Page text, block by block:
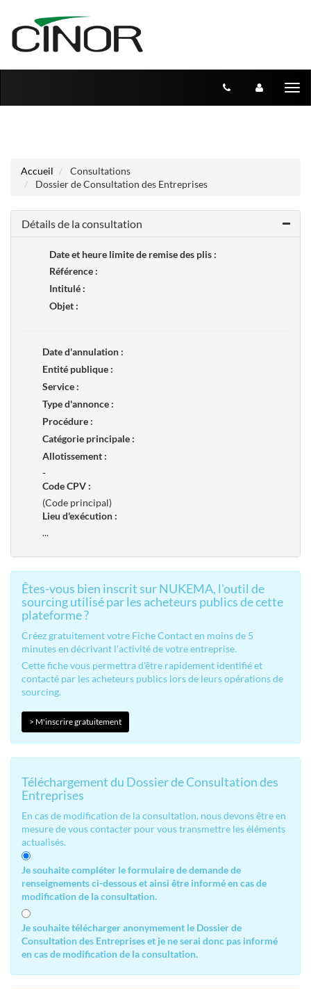
Accueil
Consultations
Dossier de Consultation des Entreprises
Détails de la consultation
Date et heure limite de remise des plis :
Référence :
Intitulé :
Objet :
Date d'annulation :
Entité publique :
Service :
Type d'annonce :
Procédure :
Catégorie principale :
Allotissement :
-
Code CPV :
(Code principal)
Lieu d'exécution :
...
Êtes-vous bien inscrit sur NUKEMA, l'outil de
sourcing utilisé par les acheteurs publics de cette
plateforme ?
Créez gratuitement votre Fiche Contact en moins de 5
minutes en décrivant l'activité de votre entreprise.
Cette fiche vous permettra d'être rapidement identifié et
contacté par les acheteurs publics lors de leurs opérations de
sourcing.
> M'inscrire gratuitement
Téléchargement du Dossier de Consultation des
Entreprises
En cas de modification de la consultation, nous devons être en
mesure de vous contacter pour vous transmettre les éléments
actualisés.
Je souhaite compléter le formulaire de demande de
renseignements ci-dessous et ainsi être informé en cas de
modification de la consultation.
Je souhaite télécharger anonymement le Dossier de
Consultation des Entreprises et je ne serai donc pas informé
en cas de modification de la consultation.